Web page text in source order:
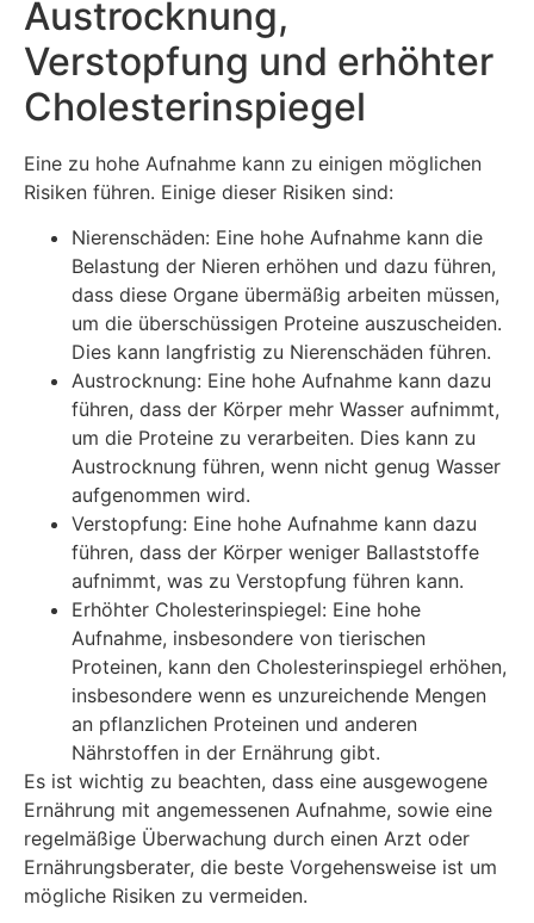
Austrocknung,
Verstopfung und erhöhter
Cholesterinspiegel
Eine zu hohe Aufnahme kann zu einigen möglichen
Risiken führen. Einige dieser Risiken sind:
Nierenschäden: Eine hohe Aufnahme kann die
Belastung der Nieren erhöhen und dazu führen,
dass diese Organe übermäßig arbeiten müssen,
um die überschüssigen Proteine auszuscheiden.
Dies kann langfristig zu Nierenschäden führen.
Austrocknung: Eine hohe Aufnahme kann dazu
führen, dass der Körper mehr Wasser aufnimmt,
um die Proteine zu verarbeiten. Dies kann zu
Austrocknung führen, wenn nicht genug Wasser
aufgenommen wird.
Verstopfung: Eine hohe Aufnahme kann dazu
führen, dass der Körper weniger Ballaststoffe
aufnimmt, was zu Verstopfung führen kann.
Erhöhter Cholesterinspiegel: Eine hohe
Aufnahme, insbesondere von tierischen
Proteinen, kann den Cholesterinspiegel erhöhen,
insbesondere wenn es unzureichende Mengen
an pflanzlichen Proteinen und anderen
Nährstoffen in der Ernährung gibt.
Es ist wichtig zu beachten, dass eine ausgewogene
Ernährung mit angemessenen Aufnahme, sowie eine
regelmäßige Überwachung durch einen Arzt oder
Ernährungsberater, die beste Vorgehensweise ist um
mögliche Risiken zu vermeiden.